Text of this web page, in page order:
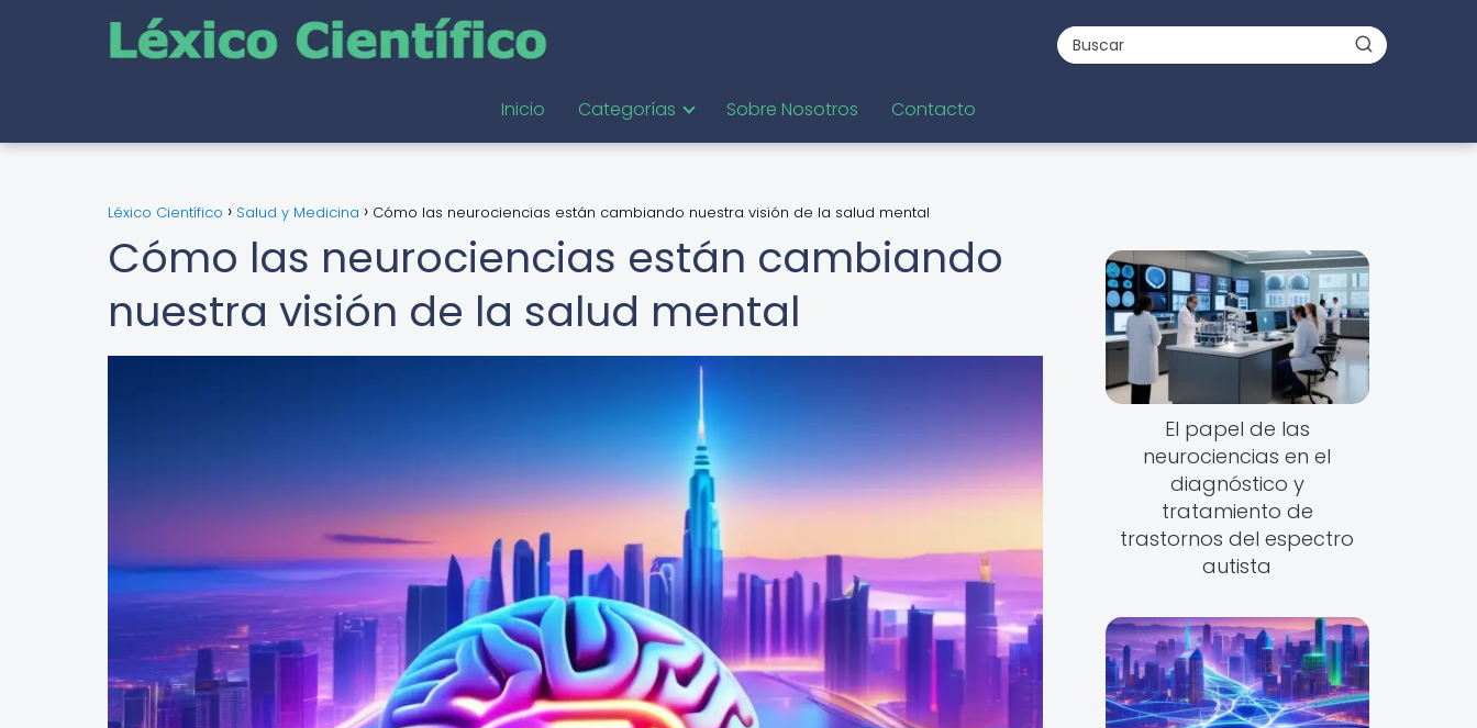
Inicio Categorías Sobre Nosotros Contacto
Léxico Científico Salud y Medicina Cómo las neurociencias están cambiando nuestra visión de la salud mental
Cómo las neurociencias están cambiando
nuestra visión de la salud mental
El papel de las
neurociencias en el
diagnóstico y
tratamiento de
trastornos del espectro
autista